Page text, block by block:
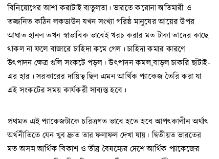
বিনিয়োগের আশা করাটাই বাতুলতা। ভারতে করোনা অতিমারী ও
তজ্জনিত কঠিন লকডাউন যখন সংখ্যা গরিষ্ঠ মানুষের আয়ের উপর
আঘাত হানল তখন স্বাভাবিক ভাবেই খরচ করার মত টাকা তাদের কাছে
থাকল না ফলে বাজারে চাহিদা কমে গেল। চাহিদা কমার কারণে
উৎপাদন ক্ষেত্র গুলি সংকটে পড়ল। উৎপাদন কমল,বাড়ল চাকরি ছাঁটাই-
এর হার। সরকারের দায়িত্ব ছিল এমন আর্থিক প্যাকেজ তৈরি করা যা
এই সংকটের সময় কার্যকরী সাব্যস্ত হবে।
প্রথমত এই প্যাকেজটাকে চরিত্রগত ভাবে হতে হবে আপৎকালীন অর্থাৎ
অর্থনীতিতে যেন খুব দ্রুত তার ফলাফল দেখা যায়। দ্বিতীয়ত ভারতের
মত অসম আর্থিক বিকাশ ও তীব্র বৈষম্যের দেশে আর্থিক প্যাকেজের